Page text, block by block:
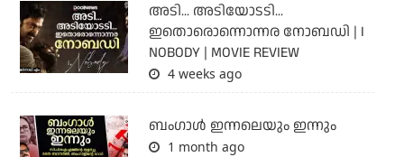
അടി... അടിയോടടി...
ഇതൊരൊന്നൊന്നര നോബഡി | I
NOBODY | MOVIE REVIEW
4 weeks ago
ബംഗാള്‍ ഇന്നലെയും ഇന്നും
1 month ago